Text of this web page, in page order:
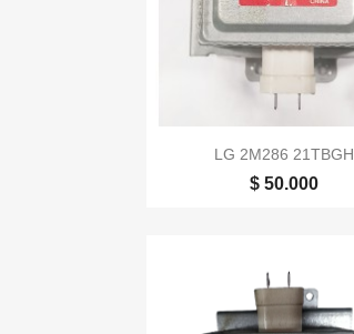
Vista rápida
LG 2M286 21TBGH
$ 50.000